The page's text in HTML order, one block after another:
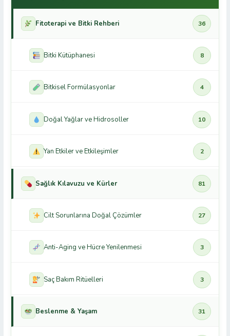
Fitoterapi ve Bitki Rehberi 36
Bitki Kütüphanesi 8
Bitkisel Formülasyonlar 4
Doğal Yağlar ve Hidrosoller 10
Yan Etkiler ve Etkileşimler 2
Sağlık Kılavuzu ve Kürler 81
Cilt Sorunlarına Doğal Çözümler 27
Anti-Aging ve Hücre Yenilenmesi 3
Saç Bakım Ritüelleri 3
Beslenme & Yaşam 31